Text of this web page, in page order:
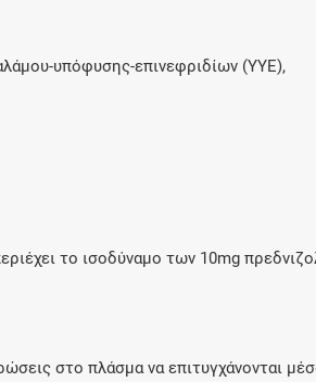
υπόφυσης-επινεφριδίων (ΥΥΕ),
το ισοδύναμο των 10mg
στο πλάσμα να επιτυγχάνονται